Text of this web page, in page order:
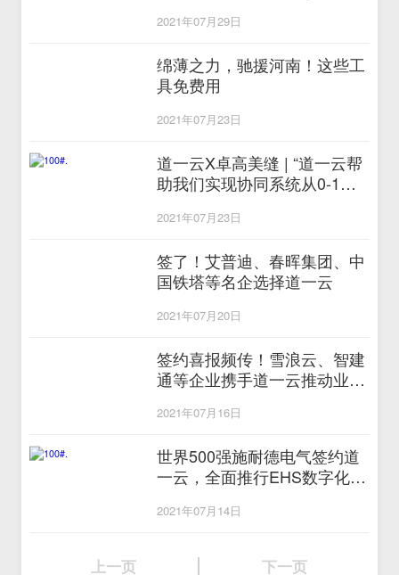
2021年07月29日
绵薄之力，驰援河南！这些工
具免费用
2021年07月23日
道一云X卓高美缝 | “道一云帮
助我们实现协同系统从0-1的
2021年07月23日
签了！艾普迪、春晖集团、中
国铁塔等名企选择道一云
2021年07月20日
签约喜报频传！雪浪云、智建
通等企业携手道一云推动业务
2021年07月16日
世界500强施耐德电气签约道
一云，全面推行EHS数字化管
2021年07月14日
上一页 下一页